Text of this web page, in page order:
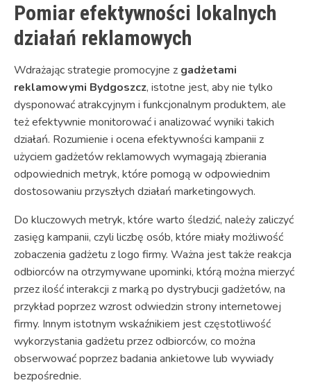
Pomiar efektywności lokalnych
działań reklamowych
Wdrażając strategie promocyjne z gadżetami
reklamowymi Bydgoszcz, istotne jest, aby nie tylko
dysponować atrakcyjnym i funkcjonalnym produktem, ale
też efektywnie monitorować i analizować wyniki takich
działań. Rozumienie i ocena efektywności kampanii z
użyciem gadżetów reklamowych wymagają zbierania
odpowiednich metryk, które pomogą w odpowiednim
dostosowaniu przyszłych działań marketingowych.
Do kluczowych metryk, które warto śledzić, należy zaliczyć
zasięg kampanii, czyli liczbę osób, które miały możliwość
zobaczenia gadżetu z logo firmy. Ważna jest także reakcja
odbiorców na otrzymywane upominki, którą można mierzyć
przez ilość interakcji z marką po dystrybucji gadżetów, na
przykład poprzez wzrost odwiedzin strony internetowej
firmy. Innym istotnym wskaźnikiem jest częstotliwość
wykorzystania gadżetu przez odbiorców, co można
obserwować poprzez badania ankietowe lub wywiady
bezpośrednie.